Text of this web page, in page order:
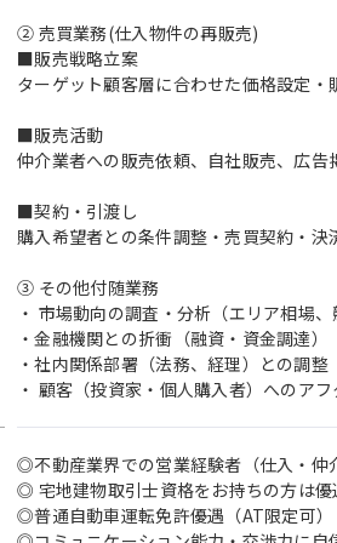
② 売買業務(仕入物件の再販売)
■販売戦略立案
ターゲット顧客層に合わせた価格設定・
■販売活動
仲介業者への販売依頼、自社販売、広
■契約・引渡し
購入希望者との条件調整・売買契約・決
③ その他付随業務
・ 市場動向の調査・分析（エリア相場、
・金融機関との折衝（融資・資金調達）
・社内関係部署（法務、経理）との調整
・ 顧客（投資家・個人購入者）へのア
◎不動産業界での営業経験者（仕入・仲
◎ 宅地建物取引士資格をお持ちの方は優
◎普通自動車運転免許優遇（AT限定可）